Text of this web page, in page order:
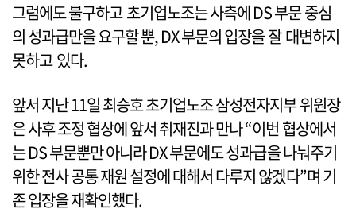
그럼에도 불구하고 초기업노조는 사측에 DS 부문 중심
의 성과급만을 요구할 뿐, DX 부문의 입장을 잘 대변하지
못하고 있다.
앞서 지난 11일 최승호 초기업노조 삼성전자지부 위원장
은 사후 조정 협상에 앞서 취재진과 만나 “이번 협상에서
는 DS 부문뿐만 아니라 DX 부문에도 성과급을 나눠주기
위한 전사 공통 재원 설정에 대해서 다루지 않겠다”며 기
존 입장을 재확인했다.